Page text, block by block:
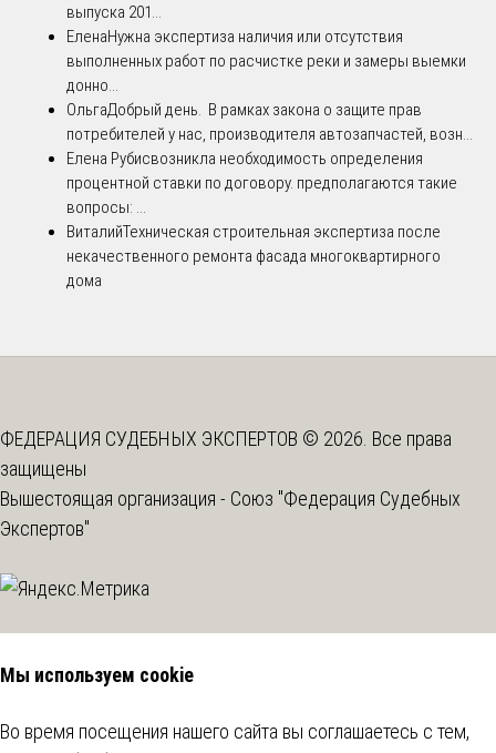
выпуска 201...
ЕленаНужна экспертиза наличия или отсутствия
выполненных работ по расчистке реки и замеры выемки
донно...
ОльгаДобрый день. В рамках закона о защите прав
потребителей у нас, производителя автозапчастей, возн...
Елена Рубисвозникла необходимость определения
процентной ставки по договору. предполагаются такие
вопросы: ...
ВиталийТехническая строительная экспертиза после
некачественного ремонта фасада многоквартирного
дома
ФЕДЕРАЦИЯ СУДЕБНЫХ ЭКСПЕРТОВ © 2026. Все права
защищены
Вышестоящая организация - Союз "Федерация Судебных
Экспертов"
Мы используем cookie
Во время посещения нашего сайта вы соглашаетесь с тем,